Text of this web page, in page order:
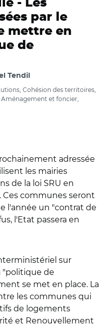
- Les
par le
mettre en
de
Tendil
Cohésion des territoires,
et foncier,
adressée
les mairies
de la loi SRU en
communes seront
l'année un "contrat de
l'Etat passera en
sur
"politique de
se met en place. La
les communes qui
de logements
et Renouvellement